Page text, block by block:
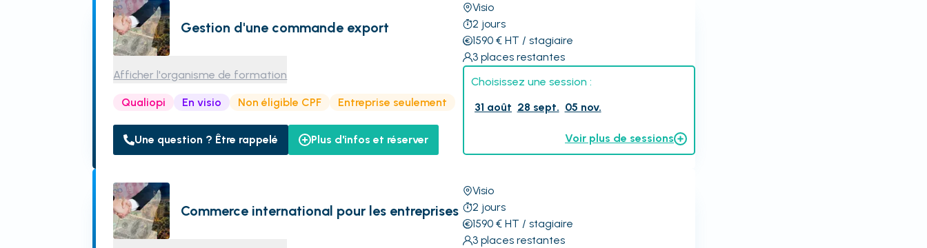
Gestion d'une commande export
Afficher l'organisme de formation
Qualiopi En visio Non éligible CPF Entreprise seulement
Une question ? Être rappelé Plus d'infos et réserver
Visio
2 jours
1590€ HT / stagiaire
3 places restantes
Choisissez une session :
31 août 28 sept. 05 nov.
Voir plus de sessions
Commerce international pour les entreprises
Visio
2 jours
1590€ HT / stagiaire
3 places restantes